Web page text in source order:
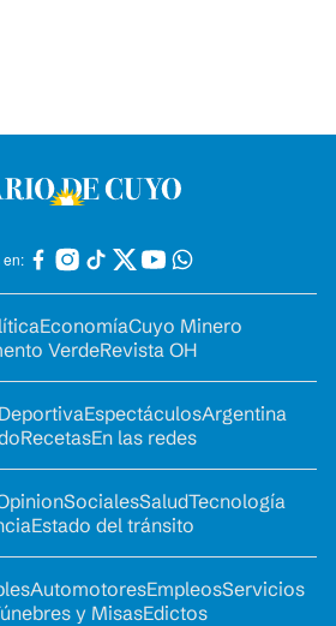
en:
EconomíaCuyo Minero
VerdeRevista OH
EspectáculosArgentina
RecetasEn las redes
SocialesSaludTecnología
Estado del tránsito
AutomotoresEmpleosServicios
y MisasEdictos